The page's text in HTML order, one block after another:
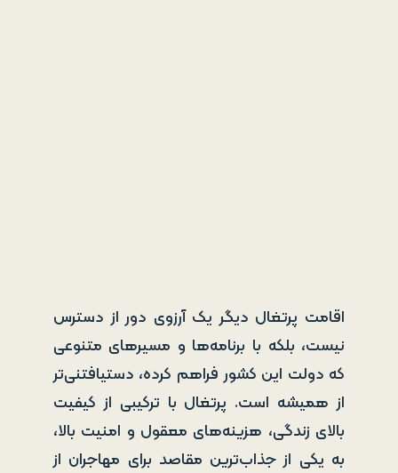
اقامت پرتغال دیگر یک آرزوی دور از دسترس
نیست، بلکه با برنامه‌ها و مسیرهای متنوعی
که دولت این کشور فراهم کرده، دستیافتنی‌تر
از همیشه است. پرتغال با ترکیبی از کیفیت
بالای زندگی، هزینه‌های معقول و امنیت بالا،
به یکی از جذاب‌ترین مقاصد برای مهاجران از